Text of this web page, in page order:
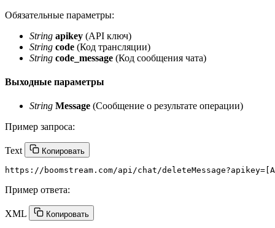
Обязательные параметры:
String apikey (API ключ)
String code (Код трансляции)
String code_message (Код сообщения чата)
Выходные параметры
String Message (Сообщение о результате операции)
Пример запроса:
Text Копировать
Пример ответа:
XML Копировать